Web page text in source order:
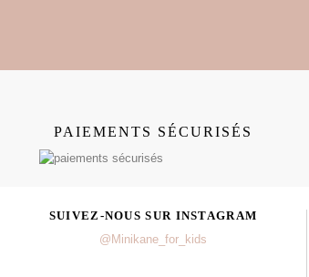
PAIEMENTS SÉCURISÉS
SUIVEZ-NOUS SUR INSTAGRAM
@Minikane_for_kids